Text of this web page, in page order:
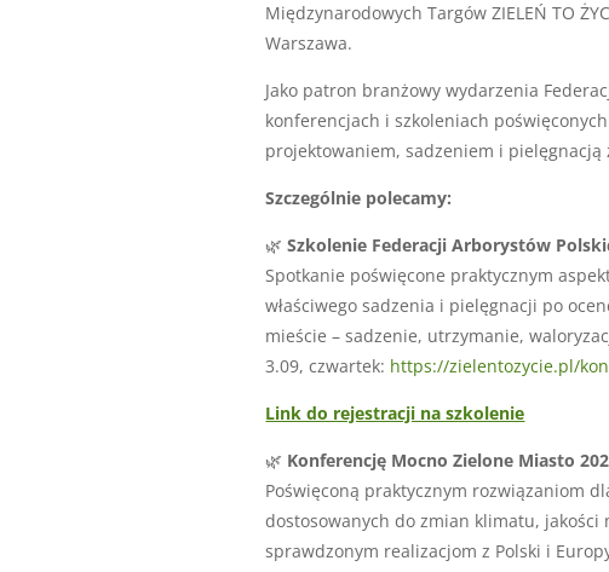
Międzynarodowych Targów ZIELEŃ TO
Warszawa.
Jako patron branżowy wydarzenia
konferencjach i szkoleniach
projektowaniem, sadzeniem i pielęgnacją
Szczególnie polecamy:
🌿Szkolenie Federacji Arborystów
Spotkanie poświęcone praktycznym
właściwego sadzenia i pielęgnacji po
mieście – sadzenie, utrzymanie,
3.09, czwartek: https://zielentozycie.pl/
Link do rejestracji na szkolenie
🌿 Konferencję Mocno Zielone Miasto
Poświęconą praktycznym rozwiązaniom
dostosowanych do zmian klimatu, jakości
sprawdzonym realizacjom z Polski i